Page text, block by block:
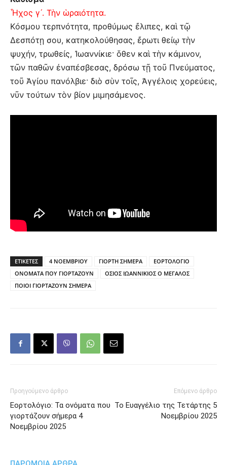
Ἦχος γ´. Τὴν ὡραιότητα.
Κόσμου τερπνότητα, προθύμως ἔλιπες, καὶ τῷ
Δεσπότῃ σου, κατηκολούθησας, ἔρωτι θείῳ τὴν
ψυχήν, τρωθείς, Ἰωαννίκιε· ὅθεν καὶ τὴν κάμινον,
τῶν παθῶν ἐναπέσβεσας, δρόσω τῇ τοῦ Πνεύματος,
τοῦ Ἁγίου πανόλβιε· διὸ σὺν τοῖς, Ἀγγέλοις χορεύεις,
νῦν τούτων τὸν βίον μιμησάμενος.
ΕΤΙΚΕΤΕΣ 4 ΝΟΕΜΒΡΙΟΥ ΓΙΟΡΤΗ ΣΗΜΕΡΑ
ΕΟΡΤΟΛΟΓΙΟ
ΟΝΟΜΑΤΑ ΠΟΥ ΓΙΟΡΤΑΖΟΥΝ
ΟΣΙΟΣ ΙΩΑΝΝΙΚΙΟΣ Ο ΜΕΓΑΛΟΣ
ΠΟΙΟΙ ΓΙΟΡΤΑΖΟΥΝ ΣΗΜΕΡΑ
Προηγούμενο άρθρο
Εορτολόγιο: Τα ονόματα που
γιορτάζουν σήμερα 4
Νοεμβρίου 2025
Επόμενο άρθρο
Το Ευαγγέλιο της Τετάρτης 5
Νοεμβρίου 2025